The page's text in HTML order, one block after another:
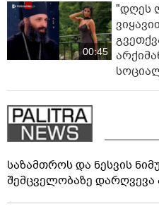
00:45
"დღეს
საზამთროს და ნესვის
შემცველობაზე